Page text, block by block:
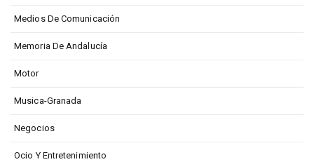
Medios De Comunicación
Memoria De Andalucía
Motor
Musica-Granada
Negocios
Ocio Y Entretenimiento